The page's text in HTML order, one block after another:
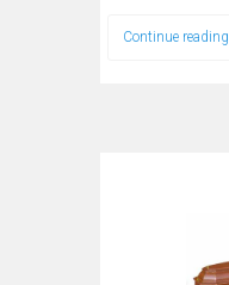
Continue reading